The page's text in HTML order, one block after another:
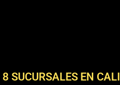
8 SUCURSALES EN CALI